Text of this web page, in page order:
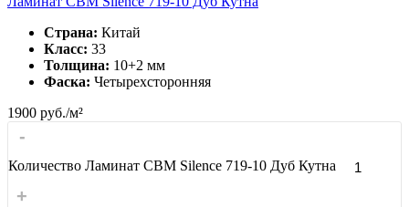
Страна: Китай
Класс: 33
Толщина: 10+2 мм
Фаска: Четырехсторонняя
1900 руб./м²
-
Количество Ламинат CBM Silence 719-10 Дуб Кутна
+